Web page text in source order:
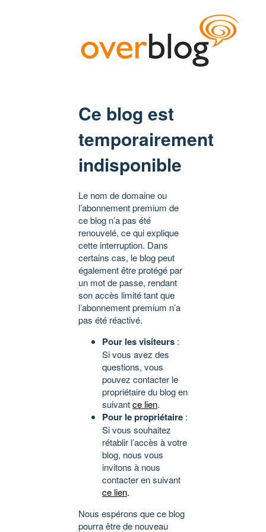
Ce blog est
temporairement
indisponible
Le nom de domaine ou
l’abonnement premium de
ce blog n’a pas été
renouvelé, ce qui explique
cette interruption. Dans
certains cas, le blog peut
également être protégé par
un mot de passe, rendant
son accès limité tant que
l’abonnement premium n’a
pas été réactivé.
Pour les visiteurs :
Si vous avez des
questions, vous
pouvez contacter le
propriétaire du blog en
suivantce lien.
Pour le propriétaire :
Si vous souhaitez
rétablir l’accès à votre
blog, nous vous
invitons à nous
contacter en suivant
ce lien.
Nous espérons que ce blog
pourra être de nouveau